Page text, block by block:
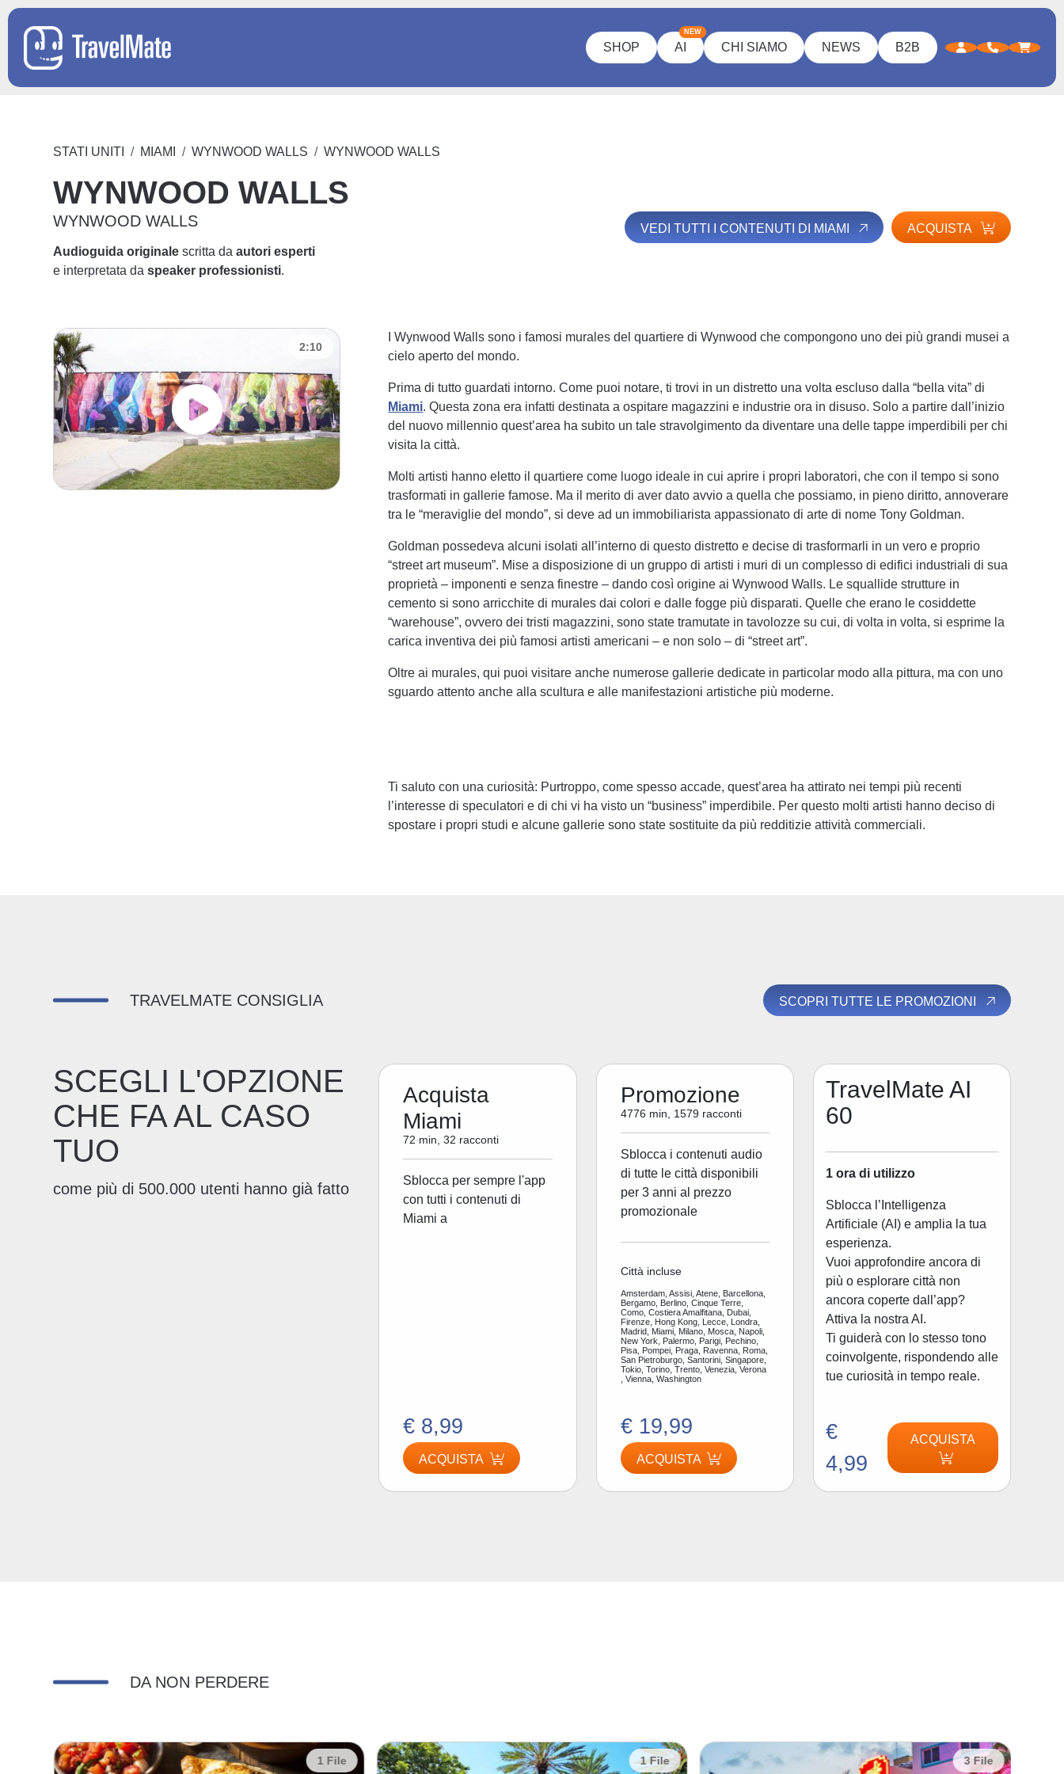
SHOP AI
NEW
CHI SIAMO NEWS B2B
STATI UNITI MIAMI WYNWOOD WALLS WYNWOOD WALLS
WYNWOOD WALLS
WYNWOOD WALLS
Audioguida originale scritta daautori esperti
e interpretata daspeaker professionisti.
VEDI TUTTI I CONTENUTI DI MIAMI ACQUISTA
2:10
I Wynwood Walls sono i famosi murales del quartiere di Wynwood che compongono uno dei più grandi musei a
cielo aperto del mondo.
Prima di tutto guardati intorno. Come puoi notare, ti trovi in un distretto una volta escluso dalla “bella vita” di
Miami. Questa zona era infatti destinata a ospitare magazzini e industrie ora in disuso. Solo a partire dall’inizio
del nuovo millennio quest’area ha subito un tale stravolgimento da diventare una delle tappe imperdibili per chi
visita la città.
Molti artisti hanno eletto il quartiere come luogo ideale in cui aprire i propri laboratori, che con il tempo si sono
trasformati in gallerie famose. Ma il merito di aver dato avvio a quella che possiamo, in pieno diritto, annoverare
tra le “meraviglie del mondo”, si deve ad un immobiliarista appassionato di arte di nome Tony Goldman.
Goldman possedeva alcuni isolati all’interno di questo distretto e decise di trasformarli in un vero e proprio
“street art museum”. Mise a disposizione di un gruppo di artisti i muri di un complesso di edifici industriali di sua
proprietà – imponenti e senza finestre – dando così origine ai Wynwood Walls. Le squallide strutture in
cemento si sono arricchite di murales dai colori e dalle fogge più disparati. Quelle che erano le cosiddette
“warehouse”, ovvero dei tristi magazzini, sono state tramutate in tavolozze su cui, di volta in volta, si esprime la
carica inventiva dei più famosi artisti americani – e non solo – di “street art”.
Oltre ai murales, qui puoi visitare anche numerose gallerie dedicate in particolar modo alla pittura, ma con uno
sguardo attento anche alla scultura e alle manifestazioni artistiche più moderne.
Ti saluto con una curiosità: Purtroppo, come spesso accade, quest’area ha attirato nei tempi più recenti
l’interesse di speculatori e di chi vi ha visto un “business” imperdibile. Per questo molti artisti hanno deciso di
spostare i propri studi e alcune gallerie sono state sostituite da più redditizie attività commerciali.
TRAVELMATE CONSIGLIA SCOPRI TUTTE LE PROMOZIONI
SCEGLI L'OPZIONE
CHE FA AL CASO
TUO
come più di 500.000 utenti hanno già fatto
Acquista
Miami
72 min, 32 racconti
Sblocca per sempre l'app
con tutti i contenuti di
Miami a
€ 8,99
ACQUISTA
Promozione
4776 min, 1579 racconti
Sblocca i contenuti audio
di tutte le città disponibili
per 3 anni al prezzo
promozionale
Città incluse
Amsterdam, Assisi, Atene, Barcellona,
Bergamo, Berlino, Cinque Terre,
Como, Costiera Amalfitana, Dubai,
Firenze, Hong Kong, Lecce, Londra,
Madrid, Miami, Milano, Mosca, Napoli,
New York, Palermo, Parigi, Pechino,
Pisa, Pompei, Praga, Ravenna, Roma,
San Pietroburgo, Santorini, Singapore,
Tokio, Torino, Trento, Venezia, Verona
, Vienna, Washington
€ 19,99
ACQUISTA
TravelMate AI
60
1 ora di utilizzo
Sblocca l’Intelligenza
Artificiale (AI) e amplia la tua
esperienza.
Vuoi approfondire ancora di
più o esplorare città non
ancora coperte dall’app?
Attiva la nostra AI.
Ti guiderà con lo stesso tono
coinvolgente, rispondendo alle
tue curiosità in tempo reale.
€
4,99
ACQUISTA
DA NON PERDERE
1 File 3 File 1 File